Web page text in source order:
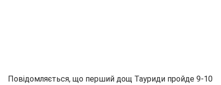
Повідомляється, що перший дощ Тауриди пройде 9-10